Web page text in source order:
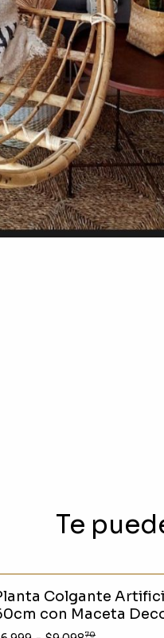
Te
STOCKColgante
con Maceta
70